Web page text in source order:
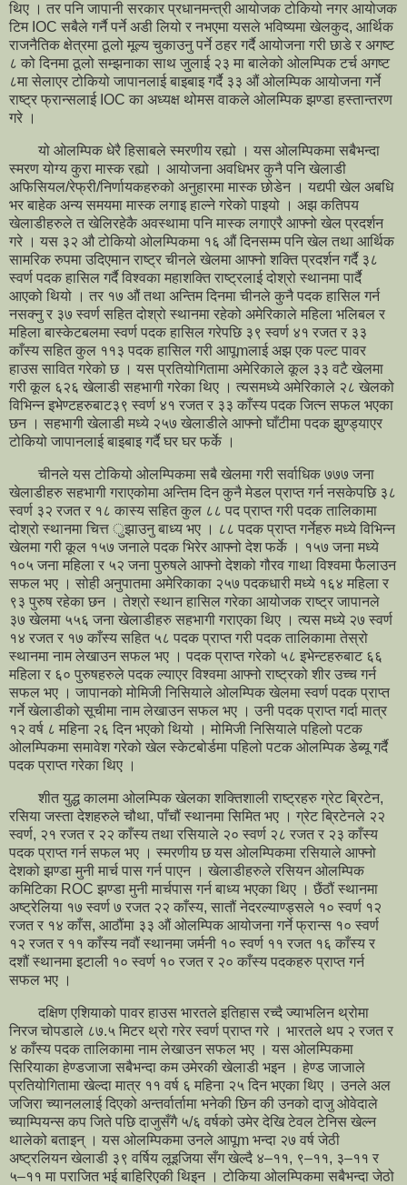
थिए । तर पनि जापानी सरकार प्रधानमन्त्री आयोजक टोकियो नगर आयोजक
टिम IOC सबैले गर्नै पर्ने अडी लियो र नभएमा यसले भविष्यमा खेलकुद, आर्थिक
राजनैतिक क्षेत्रमा ठूलो मूल्य चुकाउनु पर्ने ठहर गर्दै आयोजना गरी छाडे र अगष्ट
८ को दिनमा ठूलो सम्झनाका साथ जु्लाई २३ मा बालेको ओलम्पिक टर्च अगष्ट
८मा सेलाएर टोकियो जापानलाई बाइबाइ गर्दै ३३ औं ओलम्पिक आयोजना गर्ने
राष्ट्र फ्रान्सलाई IOC का अध्यक्ष थोमस वाकले ओलम्पिक झण्डा हस्तान्तरण
गरे ।
यो ओलम्पिक धेरै हिसाबले स्मरणीय रह्यो । यस ओलम्पिकमा सबैभन्दा
स्मरण योग्य कुरा मास्क रह्यो । आयोजना अवधिभर कुनै पनि खेलाडी
अफिसियल/रेफ्री/निर्णायकहरुको अनुहारमा मास्क छोडेन । यद्यपी खेल अबधि
भर बाहेक अन्य समयमा मास्क लगाइ हाल्ने गरेको पाइयो । अझ कतिपय
खेलाडीहरुले त खेलिरहेकै अवस्थामा पनि मास्क लगाएरै आफ्नो खेल प्रदर्शन
गरे । यस ३२ औ टोकियो ओलम्पिकमा १६ औं दिनसम्म पनि खेल तथा आर्थिक
सामरिक रुपमा उदिएमान राष्ट्र चीनले खेलमा आफ्नो शक्ति प्रदर्शन गर्दै ३८
स्वर्ण पदक हासिल गर्दै विश्वका महाशक्ति राष्ट्रलाई दोश्रो स्थानमा पार्दै
आएको थियो । तर १७ औं तथा अन्तिम दिनमा चीनले कुनै पदक हासिल गर्न
नसक्नु र ३७ स्वर्ण सहित दोश्रो स्थानमा रहेको अमेरिकाले महिला भलिबल र
महिला बास्केटबलमा स्वर्ण पदक हासिल गरेपछि ३९ स्वर्ण ४१ रजत र ३३
काँस्य सहित कुल ११३ पदक हासिल गरी आपूmलाई अझ एक पल्ट पावर
हाउस सावित गरेको छ । यस प्रतियोगितामा अमेरिकाले कूल ३३ वटै खेलमा
गरी कूल ६२६ खेलाडी सहभागी गरेका थिए । त्यसमध्ये अमेरिकाले २८ खेलको
विभिन्न इभेण्टहरुबाट३९ स्वर्ण ४१ रजत र ३३ काँस्य पदक जित्न सफल भएका
छन । सहभागी खेलाडी मध्ये २५७ खेलाडीले आफ्नो घाँटीमा पदक झुण्ड्याएर
टोकियो जापानलाई बाइबाइ गर्दै घर घर फर्के ।
चीनले यस टोकियो ओलम्पिकमा सबै खेलमा गरी सर्वाधिक ७७७ जना
खेलाडीहरु सहभागी गराएकोमा अन्तिम दिन कुनै मेडल प्राप्त गर्न नसकेपछि ३८
स्वर्ण ३२ रजत र १८ कास्य सहित कुल ८८ पद प्राप्त गरी पदक तालिकामा
दोश्रो स्थानमा चित्त ुझाउनु बाध्य भए । ८८ पदक प्राप्त गर्नेहरु मध्ये विभिन्न
खेलमा गरी कूल १५७ जनाले पदक भिरेर आफ्नो देश फर्के । १५७ जना मध्ये
१०५ जना महिला र ५२ जना पुरुषले आफ्नो देशको गौरव गाथा विश्वमा फैलाउन
सफल भए । सोही अनुपातमा अमेरिकाका २५७ पदकधारी मध्ये १६४ महिला र
९३ पुरुष रहेका छन । तेश्रो स्थान हासिल गरेका आयोजक राष्ट्र जापानले
३७ खेलमा ५५६ जना खेलाडीहरु सहभागी गराएका थिए । त्यस मध्ये २७ स्वर्ण
१४ रजत र १७ काँस्य सहित ५८ पदक प्राप्त गरी पदक तालिकामा तेस्रो
स्थानमा नाम लेखाउन सफल भए । पदक प्राप्त गरेको ५८ इभेन्टहरुबाट ६६
महिला र ६० पुरुषहरुले पदक ल्याएर विश्वमा आफ्नो राष्ट्रको शीर उच्च गर्न
सफल भए । जापानको मोमिजी निसियाले ओलम्पिक खेलमा स्वर्ण पदक प्राप्त
गर्ने खेलाडीको सूचीमा नाम लेखाउन सफल भए । उनी पदक प्राप्त गर्दा मात्र
१२ वर्ष ८ महिना २६ दिन भएको थियो । मोमिजी निसियाले पहिलो पटक
ओलम्पिकमा समावेश गरेको खेल स्केटबोर्डमा पहिलो पटक ओलम्पिक डेब्यू गर्दै
पदक प्राप्त गरेका थिए ।
शीत युद्ध कालमा ओलम्पिक खेलका शक्तिशाली राष्ट्रहरु ग्रेट ब्रिटेन,
रसिया जस्ता देशहरुले चौथा, पाँचौं स्थानमा सिमित भए । ग्रेट ब्रिटेनले २२
स्वर्ण, २१ रजत र २२ काँस्य तथा रसियाले २० स्वर्ण २८ रजत र २३ काँस्य
पदक प्राप्त गर्न सफल भए । स्मरणीय छ यस ओलम्पिकमा रसियाले आफ्नो
देशको झण्डा मुनी मार्च पास गर्न पाएन । खेलाडीहरुले रसियन ओलम्पिक
कमिटिका ROC झण्डा मुनी मार्चपास गर्न बाध्य भएका थिए । छैंठौं स्थानमा
अष्ट्रेलिया १७ स्वर्ण ७ रजत २२ काँस्य, सातौं नेदरल्याण्ड्सले १० स्वर्ण १२
रजत र १४ काँस, आठौंमा ३३ औं ओलम्पिक आयोजना गर्ने फ्रान्स १० स्वर्ण
१२ रजत र ११ काँस्य नवौं स्थानमा जर्मनी १० स्वर्ण ११ रजत १६ काँस्य र
दशौं स्थानमा इटाली १० स्वर्ण १० रजत र २० काँस्य पदकहरु प्राप्त गर्न
सफल भए ।
दक्षिण एशियाको पावर हाउस भारतले इतिहास रच्दै ज्याभलिन थ्रोमा
निरज चोपडाले ८७.५ मिटर थ्रो गरेर स्वर्ण प्राप्त गरे । भारतले थप २ रजत र
४ काँस्य पदक तालिकामा नाम लेखाउन सफल भए । यस ओलम्पिकमा
सिरियाका हेण्डजाजा सबैभन्दा कम उमेरकी खेलाडी भइन । हेण्ड जाजाले
प्रतियोगितामा खेल्दा मात्र ११ वर्ष ६ महिना २५ दिन भएका थिए । उनले अल
जजिरा च्यानललाई दिएको अन्तर्वार्तामा भनेकी छिन की उनको दाजु ओवेदाले
च्याम्पियन्स कप जिते पछि दाजुसँगै ५/६ वर्षको उमेर देखि टेवल टेनिस खेल्न
थालेको बताइन् । यस ओलम्पिकमा उनले आपूm भन्दा २७ वर्ष जेठी
अष्ट्रलियन खेलाडी ३९ वर्षिय लूइजिया सँग खेल्दै ४–११, ९–११, ३–११ र
५–११ मा पराजित भई बाहिरिएकी थिइन । टोकिया ओलम्पिकमा सबैभन्दा जेठो